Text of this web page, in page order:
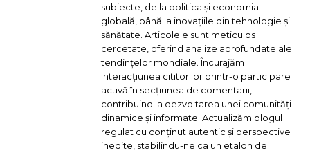
subiecte, de la politica și economia
globală, până la inovațiile din tehnologie și
sănătate. Articolele sunt meticulos
cercetate, oferind analize aprofundate ale
tendințelor mondiale. Încurajăm
interacțiunea cititorilor printr-o participare
activă în secțiunea de comentarii,
contribuind la dezvoltarea unei comunități
dinamice și informate. Actualizăm blogul
regulat cu conținut autentic și perspective
inedite, stabilindu-ne ca un etalon de